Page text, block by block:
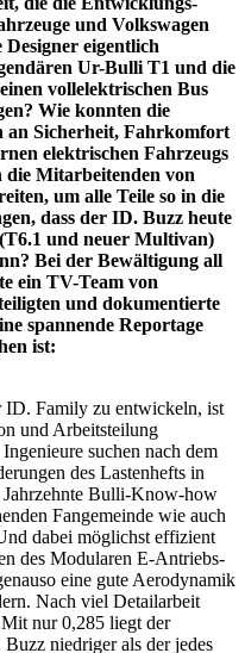
und Volkswagen
Designer eigentlich
Ur-Bulli T1 und die
vollelektrischen Bus
Wie konnten die
an Sicherheit, Fahrkomfort
elektrischen Fahrzeugs
die Mitarbeitenden von
um alle Teile so in die
dass der ID. Buzz heute
und neuer Multivan)
Bei der Bewältigung all
ein TV-Team von
und dokumentierte
spannende Reportage
ist:
ID. Family zu entwickeln, ist
und Arbeitsteilung
suchen nach dem
des Lastenhefts in
Bulli-Know-how
Fangemeinde wie auch
dabei möglichst effizient
des Modularen E-Antriebs-
eine gute Aerodynamik
Nach viel Detailarbeit
Mit nur 0,285 liegt der
niedriger als der jedes